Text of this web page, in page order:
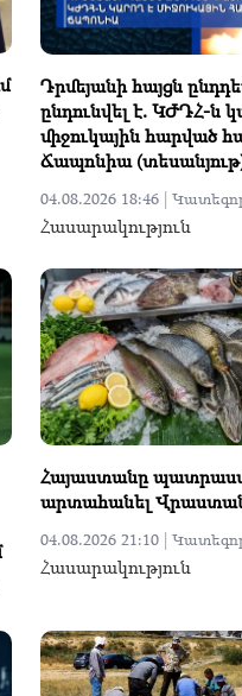
Դրմեյանի հայցն
ընդունվել է. ԿԺԴՀ-ն
միջուկային հարված
Ճապոնիա
04.08.2026 18:46 |
Հասարակություն
Հայաստանը
արտահանել
04.08.2026 21:10 |
Հասարակություն